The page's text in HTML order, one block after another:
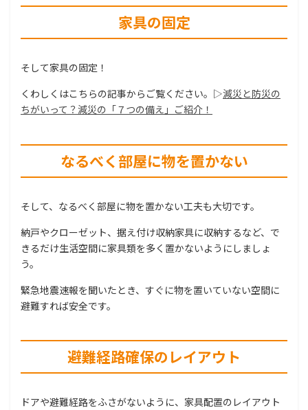
家具の固定
そして家具の固定！
くわしくはこちらの記事からご覧ください。▷減災と防災の
ちがいって？減災の「７つの備え」ご紹介！
なるべく部屋に物を置かない
そして、なるべく部屋に物を置かない工夫も大切です。
納戸やクローゼット、据え付け収納家具に収納するなど、で
きるだけ生活空間に家具類を多く置かないようにしましょ
う。
緊急地震速報を聞いたとき、すぐに物を置いていない空間に
避難すれば安全です。
避難経路確保のレイアウト
ドアや避難経路をふさがないように、家具配置のレイアウト